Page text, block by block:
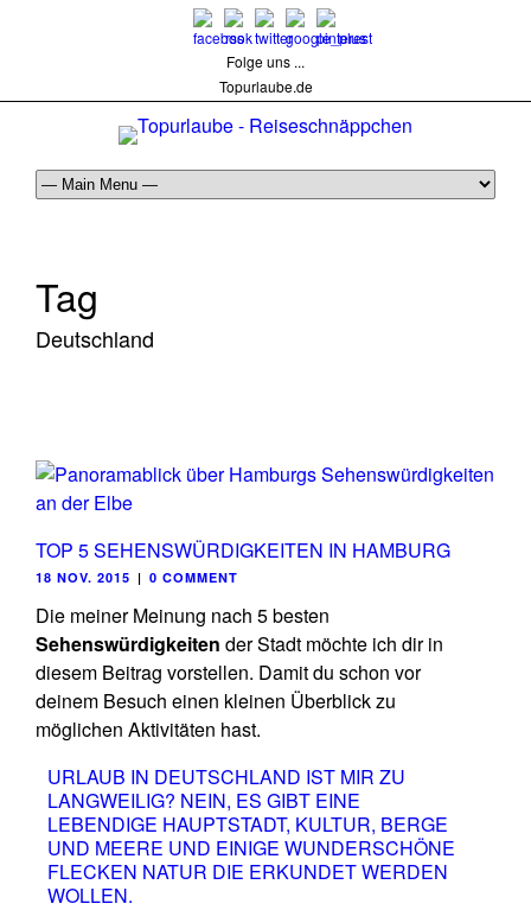
Folge uns ...
Topurlaube.de
Tag
Deutschland
TOP 5 SEHENSWÜRDIGKEITEN IN HAMBURG
18 NOV. 2015 | 0 COMMENT
Die meiner Meinung nach 5 besten
Sehenswürdigkeiten der Stadt möchte ich dir in
diesem Beitrag vorstellen. Damit du schon vor
deinem Besuch einen kleinen Überblick zu
möglichen Aktivitäten hast.
URLAUB IN DEUTSCHLAND IST MIR ZU
LANGWEILIG? NEIN, ES GIBT EINE
LEBENDIGE HAUPTSTADT, KULTUR, BERGE
UND MEERE UND EINIGE WUNDERSCHÖNE
FLECKEN NATUR DIE ERKUNDET WERDEN
WOLLEN.